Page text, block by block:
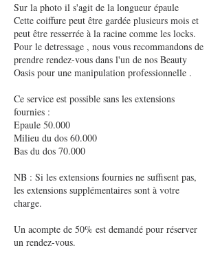
Sur la photo il s'agit de la longueur épaule
Cette coiffure peut être gardée plusieurs mois et
peut être resserrée à la racine comme les locks.
Pour le detressage , nous vous recommandons de
prendre rendez-vous dans l'un de nos Beauty
Oasis pour une manipulation professionnelle .
Ce service est possible sans les extensions
fournies :
Epaule 50.000
Milieu du dos 60.000
Bas du dos 70.000
NB : Si les extensions fournies ne suffisent pas,
les extensions supplémentaires sont à votre
charge.
Un acompte de 50% est demandé pour réserver
un rendez-vous.